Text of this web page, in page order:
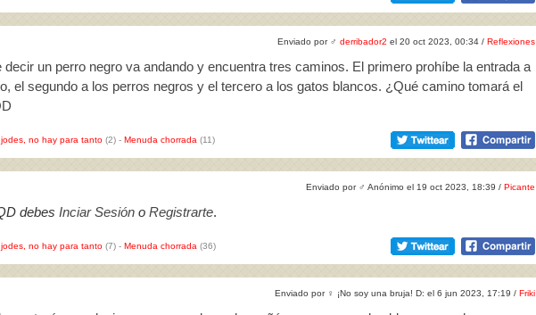
Enviado por ♂ derribador2 el 20 oct 2023, 00:34 / Reflexiones
decir un perro negro va andando y encuentra tres caminos. El primero prohíbe la entrada a
el segundo a los perros negros y el tercero a los gatos blancos. ¿Qué camino tomará el
jodes, no hay para tanto (2) - Menuda chorrada (11)
Enviado por ♂ Anónimo el 19 oct 2023, 18:39 / Picante
debes Inciar Sesión o Registrarte.
jodes, no hay para tanto (7) - Menuda chorrada (36)
Enviado por ♀ ¡No soy una bruja! D: el 6 jun 2023, 17:19 / Friki